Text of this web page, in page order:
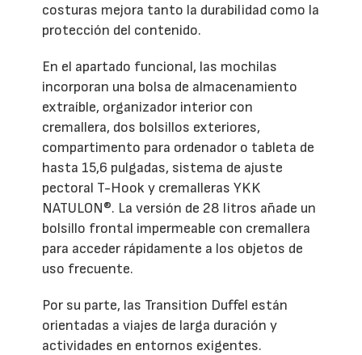
costuras mejora tanto la durabilidad como la
protección del contenido.
En el apartado funcional, las mochilas
incorporan una bolsa de almacenamiento
extraíble, organizador interior con
cremallera, dos bolsillos exteriores,
compartimento para ordenador o tableta de
hasta 15,6 pulgadas, sistema de ajuste
pectoral T-Hook y cremalleras YKK
NATULON®. La versión de 28 litros añade un
bolsillo frontal impermeable con cremallera
para acceder rápidamente a los objetos de
uso frecuente.
Por su parte, las Transition Duffel están
orientadas a viajes de larga duración y
actividades en entornos exigentes.